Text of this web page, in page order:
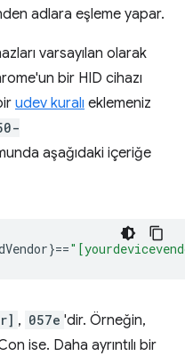
adlara eşleme yapar.
varsayılan olarak
bir HID cihazı
udev kuralı eklemeniz
aşağıdaki içeriğe
==
, 057e 'dir. Örneğin,
ise. Daha ayrıntılı bir